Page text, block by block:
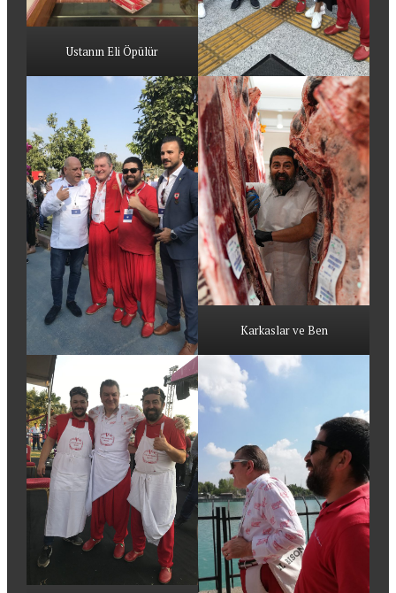
Ustanın Eli Öpülür
Karkaslar ve Ben